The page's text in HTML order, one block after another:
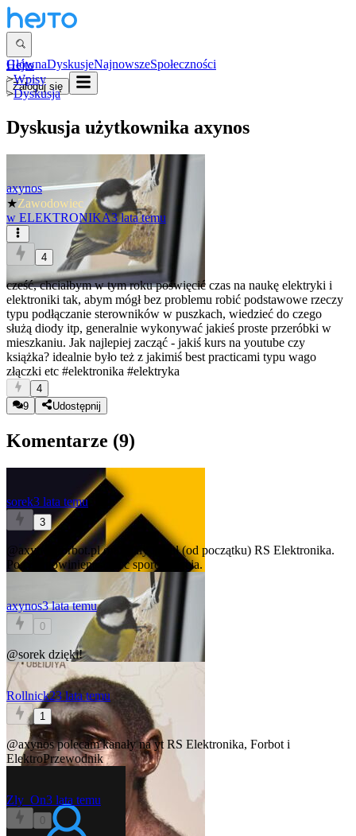
GłównaDyskusjeNajnowszeSpołeczności
Zaloguj się
Hejto
>Wpisy
>Dyskusja
Dyskusja użytkownika axynos
axynos
★Zawodowiec
w ELEKTRONIKA3 lata temu
4
cześć, chciałbym w tym roku poświęcić czas na naukę elektryki i
elektroniki tak, abym mógł bez problemu robić podstawowe rzeczy
typu podłączanie sterowników w puszkach, wiedzieć do czego
służą diody itp, generalnie wykonywać jakieś proste przeróbki w
mieszkaniu. Jak najlepiej zacząć - jakiś kurs na youtube czy
książka? idealnie było też z jakimiś best practicami typu wago
złączki etc #elektronika #elektryka
4
9
Udostępnij
Komentarze (9)
sorek3 lata temu
3
@axynos
forbot.pl oraz cały kanał (od początku) RS Elektronika.
Po tym powinieneś mieć sporo pojęcia.
axynos3 lata temu
0
@sorek dzięki!
Rollnick23 lata temu
1
@axynospolecam kanały na yt RS Elektronika, Forbot i
ElektroPrzewodnik
Zly_On3 lata temu
0